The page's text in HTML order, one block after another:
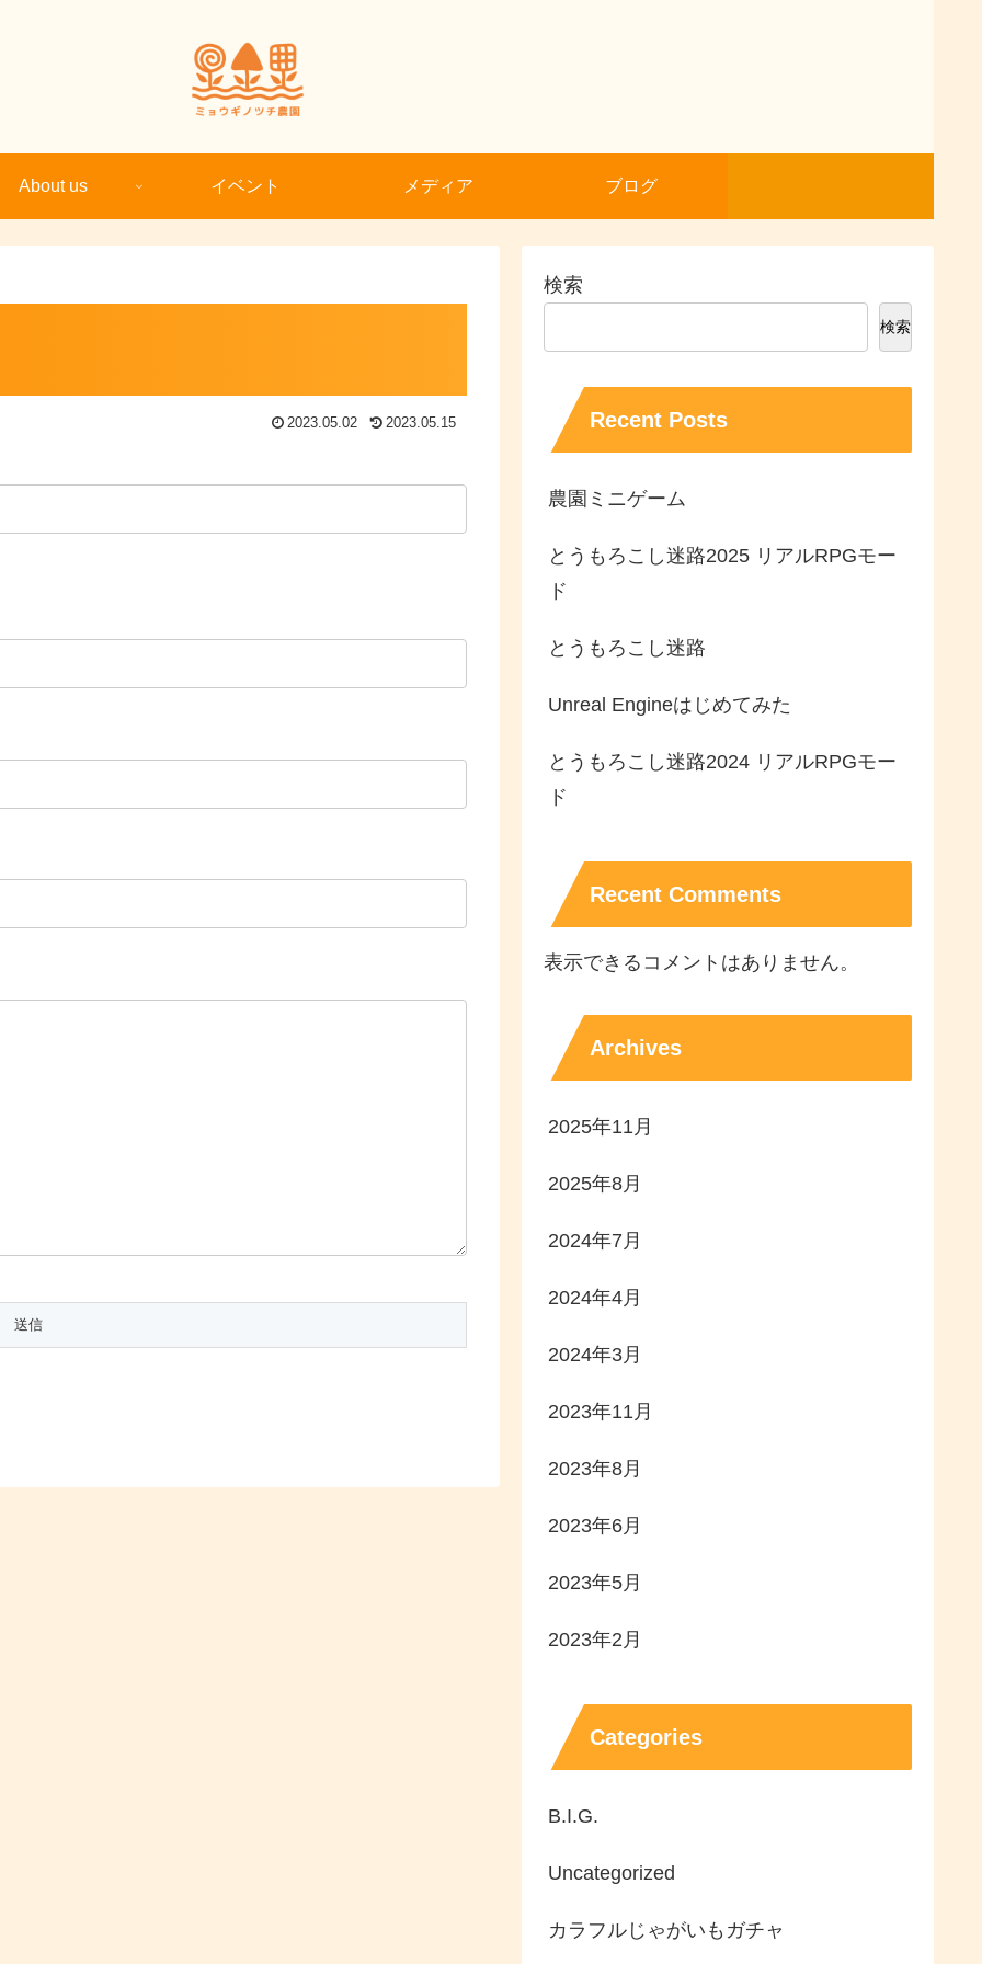
About us イベント メディア ブログ
2023.05.02 2023.05.15
検索
検索
Recent Posts
農園ミニゲーム
とうもろこし迷路2025 リアルRPGモー
ド
とうもろこし迷路
Unreal Engineはじめてみた
とうもろこし迷路2024 リアルRPGモー
ド
Recent Comments
表示できるコメントはありません。
Archives
2025年11月
2025年8月
2024年7月
2024年4月
2024年3月
2023年11月
2023年8月
2023年6月
2023年5月
2023年2月
Categories
B.I.G.
Uncategorized
カラフルじゃがいもガチャ